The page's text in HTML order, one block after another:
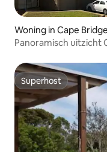
Woning in Cape
Panoramisch uitzicht
Superhost
Superhost